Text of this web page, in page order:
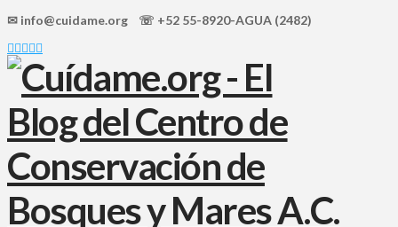
✉ info@cuidame.org ☏ +52 55-8920-AGUA (2482)